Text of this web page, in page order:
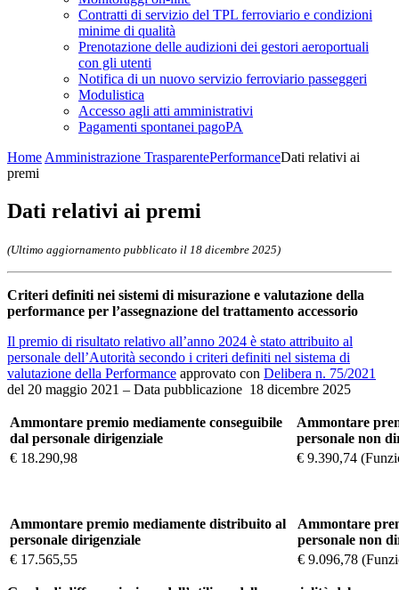
Contratti di servizio del TPL ferroviario e condizioni
minime di qualità
Prenotazione delle audizioni dei gestori aeroportuali
con gli utenti
Notifica di un nuovo servizio ferroviario passeggeri
Modulistica
Accesso agli atti amministrativi
Pagamenti spontanei pagoPA
Home Amministrazione TrasparentePerformanceDati relativi ai
premi
Dati relativi ai premi
(Ultimo aggiornamento pubblicato il 18 dicembre 2025)
Criteri definiti nei sistemi di misurazione e valutazione della
performance per l’assegnazione del trattamento accessorio
Il premio di risultato relativo all’anno 2024 è stato attribuito al
personale dell’Autorità secondo i criteri definiti nel sistema di
valutazione della Performance approvato con Delibera n. 75/2021
del 20 maggio 2021 – Data pubblicazione 18 dicembre 2025
Ammontare premio mediamente conseguibile
dal personale dirigenziale
Ammontare
personale non
€ 18.290,98
€ 9.390,74
Ammontare premio mediamente distribuito al
personale dirigenziale
Ammontare
personale non
€ 17.565,55
€ 9.096,78